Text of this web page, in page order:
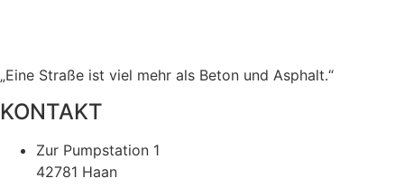
„Eine Straße ist viel mehr als Beton und Asphalt.“
KONTAKT
Zur Pumpstation 1
42781 Haan